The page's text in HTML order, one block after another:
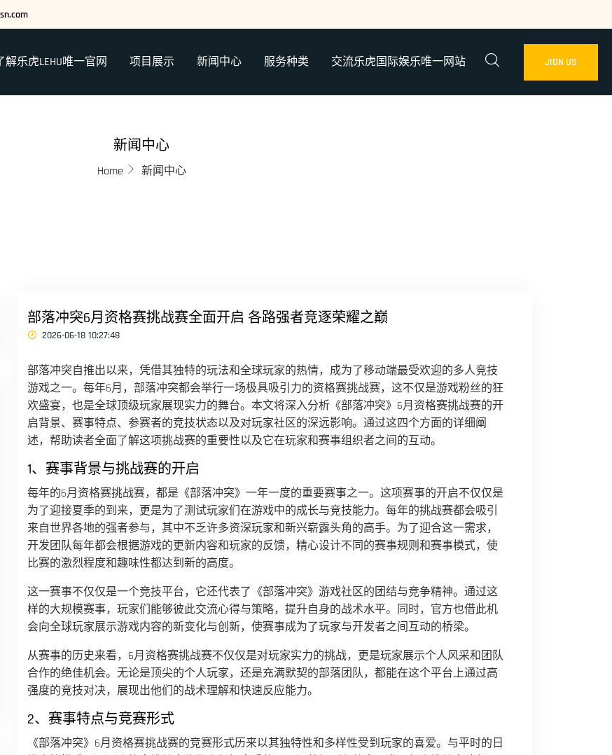
解乐虎LEHU唯一官网 项目展示 新闻中心 服务种类 交流乐虎国际娱乐唯一网站 JION US
新闻中心
Home 新闻中心
部落冲突6月资格赛挑战赛全面开启 各路强者竞逐荣耀之巅
2026-06-18 10:27:48
部落冲突自推出以来，凭借其独特的玩法和全球玩家的热情，成为了移动端最受欢迎的多人竞技
游戏之一。每年6月，部落冲突都会举行一场极具吸引力的资格赛挑战赛，这不仅是游戏粉丝的狂
欢盛宴，也是全球顶级玩家展现实力的舞台。本文将深入分析《部落冲突》6月资格赛挑战赛的开
启背景、赛事特点、参赛者的竞技状态以及对玩家社区的深远影响。通过这四个方面的详细阐
述，帮助读者全面了解这项挑战赛的重要性以及它在玩家和赛事组织者之间的互动。
1、赛事背景与挑战赛的开启
每年的6月资格赛挑战赛，都是《部落冲突》一年一度的重要赛事之一。这项赛事的开启不仅仅是
为了迎接夏季的到来，更是为了测试玩家们在游戏中的成长与竞技能力。每年的挑战赛都会吸引
来自世界各地的强者参与，其中不乏许多资深玩家和新兴崭露头角的高手。为了迎合这一需求，
开发团队每年都会根据游戏的更新内容和玩家的反馈，精心设计不同的赛事规则和赛事模式，使
比赛的激烈程度和趣味性都达到新的高度。
这一赛事不仅仅是一个竞技平台，它还代表了《部落冲突》游戏社区的团结与竞争精神。通过这
样的大规模赛事，玩家们能够彼此交流心得与策略，提升自身的战术水平。同时，官方也借此机
会向全球玩家展示游戏内容的新变化与创新，使赛事成为了玩家与开发者之间互动的桥梁。
从赛事的历史来看，6月资格赛挑战赛不仅仅是对玩家实力的挑战，更是玩家展示个人风采和团队
合作的绝佳机会。无论是顶尖的个人玩家，还是充满默契的部落团队，都能在这个平台上通过高
强度的竞技对决，展现出他们的战术理解和快速反应能力。
2、赛事特点与竞赛形式
《部落冲突》6月资格赛挑战赛的竞赛形式历来以其独特性和多样性受到玩家的喜爱。与平时的日